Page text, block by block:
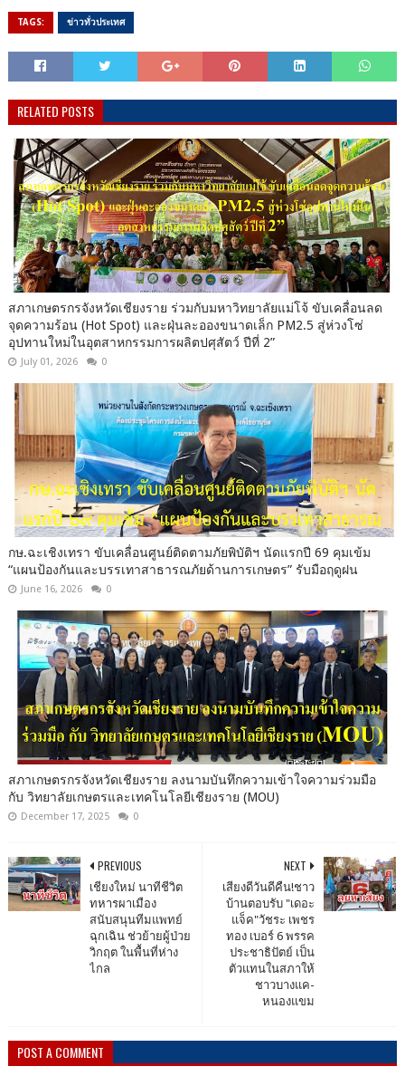
TAGS: ข่าวทั่วประเทศ
RELATED POSTS
สภาเกษตรกรจังหวัดเชียงราย ร่วมกับมหาวิทยาลัยแม่โจ้ ขับเคลื่อนลด
จุดความร้อน (Hot Spot) และฝุ่นละอองขนาดเล็ก PM2.5 สู่ห่วงโซ่
อุปทานใหม่ในอุตสาหกรรมการผลิตปศุสัตว์ ปีที่ 2”
July 01, 2026 0
กษ.ฉะเชิงเทรา ขับเคลื่อนศูนย์ติดตามภัยพิบัติฯ นัดแรกปี 69 คุมเข้ม
“แผนป้องกันและบรรเทาสาธารณภัยด้านการเกษตร” รับมือฤดูฝน
June 16, 2026 0
สภาเกษตรกรจังหวัดเชียงราย ลงนามบันทึกความเข้าใจความร่วมมือ
กับ วิทยาลัยเกษตรและเทคโนโลยีเชียงราย (MOU)
December 17, 2025 0
NEXT
เสียงดีวันดีคืน!ชาว
บ้านตอบรับ "เดอะ
แจ็ค"วัชระ เพชร
ทอง เบอร์ 6 พรรค
ประชาธิปัตย์ เป็น
ตัวแทนในสภาให้
ชาวบางแค-
หนองแขม
PREVIOUS
เชียงใหม่ นาทีชีวิต
ทหารผาเมือง
สนับสนุนทีมแพทย์
ฉุกเฉิน ช่วย้ายผู้ป่วย
วิกฤต ในพื้นที่ห่าง
ไกล
POST A COMMENT